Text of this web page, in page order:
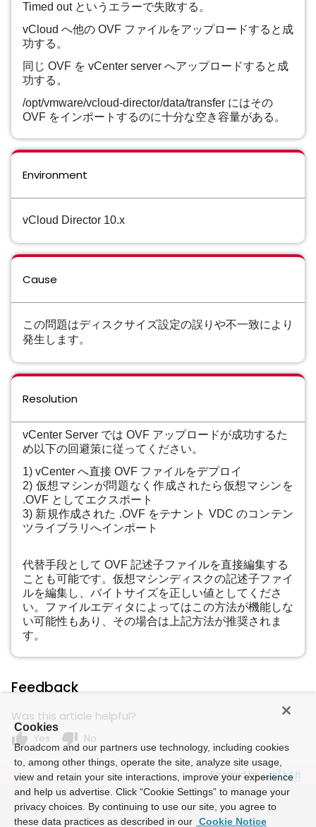
Timed out というエラーで失敗する。
vCloud へ他の OVF ファイルをアップロードすると成
功する。
同じ OVF を vCenter server へアップロードすると成
功する。
/opt/vmware/vcloud-director/data/transfer にはその
OVF をインポートするのに十分な空き容量がある。
Environment
vCloud Director 10.x
Cause
この問題はディスクサイズ設定の誤りや不一致により
発生します。
Resolution
vCenter Server では OVF アップロードが成功するた
め以下の回避策に従ってください。
1) vCenter へ直接 OVF ファイルをデプロイ
2) 仮想マシンが問題なく作成されたら仮想マシンを
.OVF としてエクスポート
3) 新規作成された .OVF をテナント VDC のコンテン
ツライブラリへインポート
代替手段として OVF 記述子ファイルを直接編集する
ことも可能です。仮想マシンディスクの記述子ファイ
ルを編集し、バイトサイズを正しい値としてくださ
い。ファイルエディタによってはこの方法が機能しな
い可能性もあり、その場合は上記方法が推奨されま
す。
Feedback
Was this article helpful?
thumb_up Yes thumb_down No
Powered by
Cookies
Broadcom and our partners use technology, including cookies
to, among other things, operate the site, analyze site usage,
view and retain your site interactions, improve your experience
and help us advertise. Click “Cookie Settings” to manage your
privacy choices. By continuing to use our site, you agree to
these data practices as described in our Cookie Notice